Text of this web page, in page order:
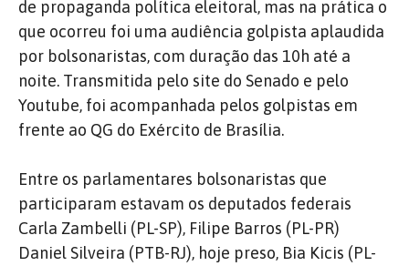
de propaganda política eleitoral, mas na prática o
que ocorreu foi uma audiência golpista aplaudida
por bolsonaristas, com duração das 10h até a
noite. Transmitida pelo site do Senado e pelo
Youtube, foi acompanhada pelos golpistas em
frente ao QG do Exército de Brasília.
Entre os parlamentares bolsonaristas que
participaram estavam os deputados federais
Carla Zambelli (PL-SP), Filipe Barros (PL-PR)
Daniel Silveira (PTB-RJ), hoje preso, Bia Kicis (PL-